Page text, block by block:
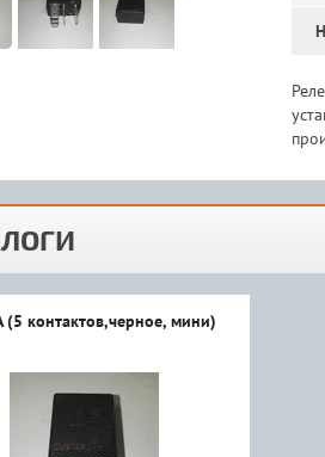
(5 контактов,черное, мини)